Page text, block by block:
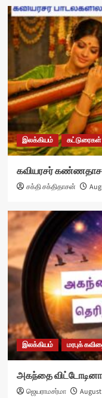
இலக்கியம் கட்டுரைகள்
கவியரசர்
சக்தி சக்திதாசன்
இலக்கியம் மரபுக்
அகந்தை
ஜெயராமசர்மா August